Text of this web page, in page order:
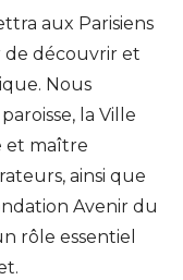
aux Parisiens
de découvrir et
Nous
la Ville
et maître
ainsi que
Avenir du
rôle essentiel